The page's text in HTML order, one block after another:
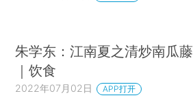
朱学东：江南夏之清炒南瓜藤
｜饮食
2022年07月02日 APP打开